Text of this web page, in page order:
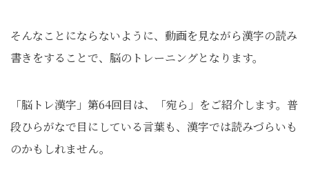
そんなことにならないように、動画を見ながら漢字の読み
書きをすることで、脳のトレーニングとなります。
「脳トレ漢字」第64回目は、「宛ら」をご紹介します。普
段ひらがなで目にしている言葉も、漢字では読みづらいも
のかもしれません。